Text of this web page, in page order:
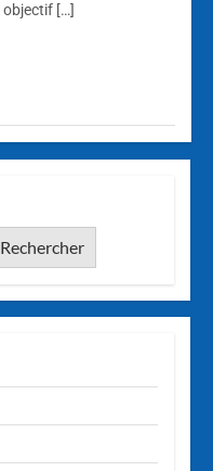
objectif […]
Rechercher